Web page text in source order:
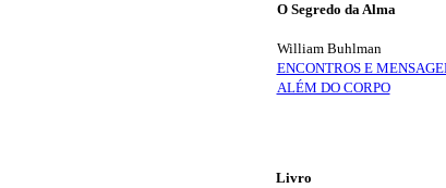
O Segredo da Alma
William Buhlman
ENCONTROS E
ALÉM DO CORPO
Livro